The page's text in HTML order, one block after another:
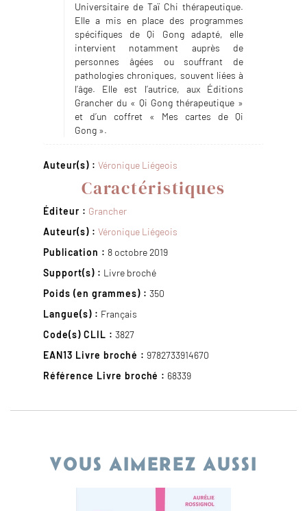
Universitaire de Taï Chi thérapeutique.
Elle a mis en place des programmes
spécifiques de Qi Gong adapté, elle
intervient notamment auprès de
personnes âgées ou souffrant de
pathologies chroniques, souvent liées à
l’âge. Elle est l’autrice, aux Éditions
Grancher du « Qi Gong thérapeutique »
et d’un coffret « Mes cartes de Qi
Gong ».
Auteur(s) : Véronique Liégeois
Caractéristiques
Éditeur : Grancher
Auteur(s) : Véronique Liégeois
Publication : 8 octobre 2019
Support(s) : Livre broché
Poids (en grammes) : 350
Langue(s) : Français
Code(s) CLIL : 3827
EAN13 Livre broché : 9782733914670
Référence Livre broché : 68339
VOUS AIMEREZ AUSSI